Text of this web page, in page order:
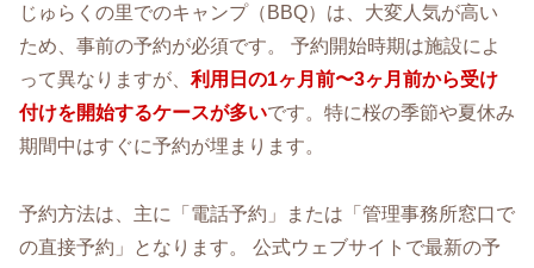
じゅらくの里でのキャンプ（BBQ）は、大変人気が高い
ため、事前の予約が必須です。 予約開始時期は施設によ
って異なりますが、 利用日の1ヶ月前〜3ヶ月前から受け
付けを開始するケースが多いです。特に桜の季節や夏休み
期間中はすぐに予約が埋まります。
予約方法は、主に「電話予約」または「管理事務所窓口で
の直接予約」となります。 公式ウェブサイトで最新の予